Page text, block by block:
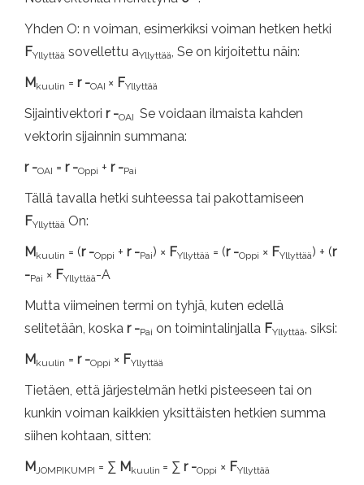
Yhden O: n voiman, esimerkiksi voiman hetken hetki
FYllyttää sovellettu aYllyttää , Se on kirjoitettu näin:
Mkuulin = r -OAI × FYllyttää
Sijaintivektori r -OAI Se voidaan ilmaista kahden
vektorin sijainnin summana:
r -OAI = r -Oppi + r -Pai
Tällä tavalla hetki suhteessa tai pakottamiseen
FYllyttää On:
Mkuulin = (r -Oppi + r -Pai) × FYllyttää = (r -Oppi × FYllyttää) + (r
-Pai × FYllyttää-A
Mutta viimeinen termi on tyhjä, kuten edellä
selitetään, koska r -Pai on toimintalinjalla FYllyttää , siksi:
Mkuulin = r -Oppi × FYllyttää
Tietäen, että järjestelmän hetki pisteeseen tai on
kunkin voiman kaikkien yksittäisten hetkien summa
siihen kohtaan, sitten:
M JOMPIKUMPI = ∑ Mkuulin = ∑ r -Oppi × FYllyttää